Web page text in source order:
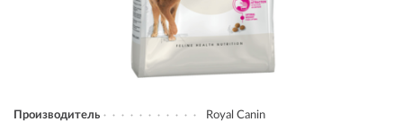
Производитель
Royal Canin